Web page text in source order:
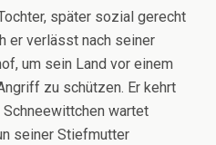
später sozial gerecht
er verlässt nach seiner
um sein Land vor einem
zu schützen. Er kehrt
wartet
seiner Stiefmutter